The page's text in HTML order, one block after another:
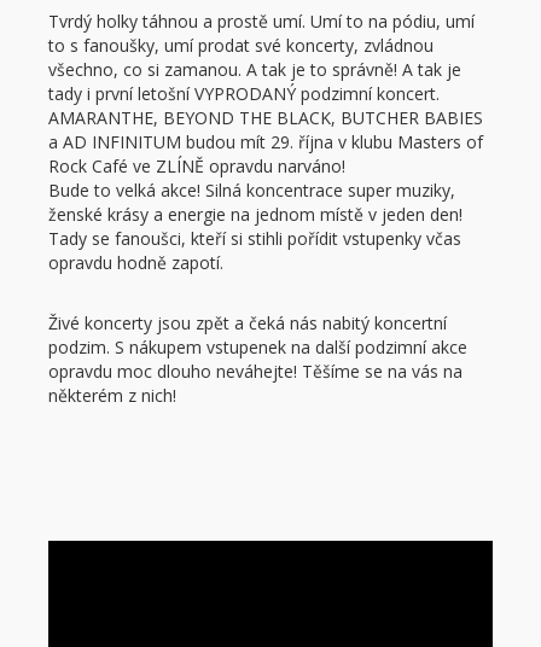
Tvrdý holky táhnou a prostě umí. Umí to na pódiu, umí
to s fanoušky, umí prodat své koncerty, zvládnou
všechno, co si zamanou. A tak je to správně! A tak je
tady i první letošní VYPRODANÝ podzimní koncert.
AMARANTHE, BEYOND THE BLACK, BUTCHER BABIES
a AD INFINITUM budou mít 29. října v klubu Masters of
Rock Café ve ZLÍNĚ opravdu narváno!
Bude to velká akce! Silná koncentrace super muziky,
ženské krásy a energie na jednom místě v jeden den!
Tady se fanoušci, kteří si stihli pořídit vstupenky včas
opravdu hodně zapotí.
Živé koncerty jsou zpět a čeká nás nabitý koncertní
podzim. S nákupem vstupenek na další podzimní akce
opravdu moc dlouho neváhejte! Těšíme se na vás na
některém z nich!